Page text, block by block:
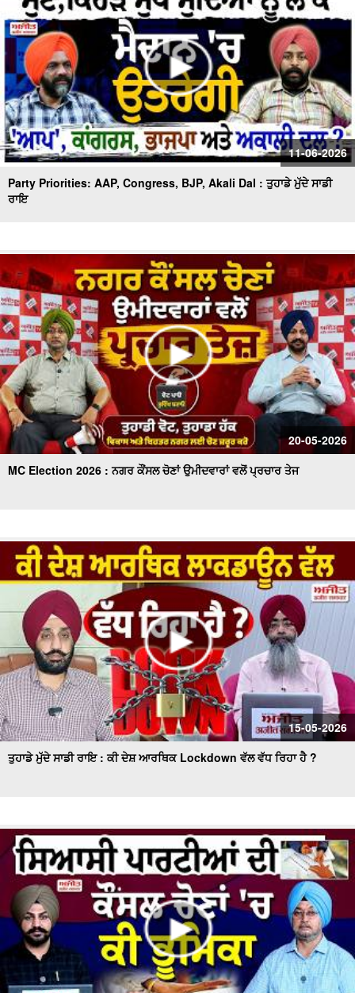
11-06-2026
Party Priorities: AAP, Congress, BJP, Akali Dal : ਤੁਹਾਡੇ ਮੁੱਦੇ ਸਾਡੀ
ਰਾਇ
20-05-2026
MC Election 2026 : ਨਗਰ ਕੌਂਸਲ ਚੋਣਾਂ ਉਮੀਦਵਾਰਾਂ ਵਲੋਂ ਪ੍ਰਚਾਰ ਤੇਜ
15-05-2026
ਤੁਹਾਡੇ ਮੁੱਦੇ ਸਾਡੀ ਰਾਇ : ਕੀ ਦੇਸ਼ ਆਰਥਿਕ Lockdown ਵੱਲ ਵੱਧ ਰਿਹਾ ਹੈ ?